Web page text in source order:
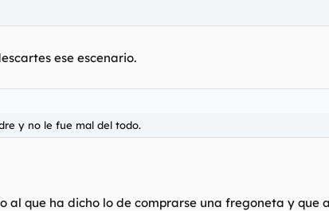
ese escenario.
y no le fue mal del todo.
al que ha dicho lo de comprarse una fregoneta y